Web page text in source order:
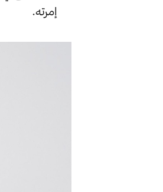
إمرته.